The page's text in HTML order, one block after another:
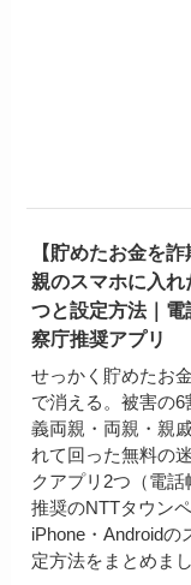
【貯めたお金を詐
親のスマホに入
つと設定方法｜
察庁推奨アプリ
せっかく貯めたお
で消える。被害の6
義両親・両親・親
れて回った無料の
クアプリ2つ（電
推奨のNTTタウン
iPhone・Androidの
定方法をまとめまし